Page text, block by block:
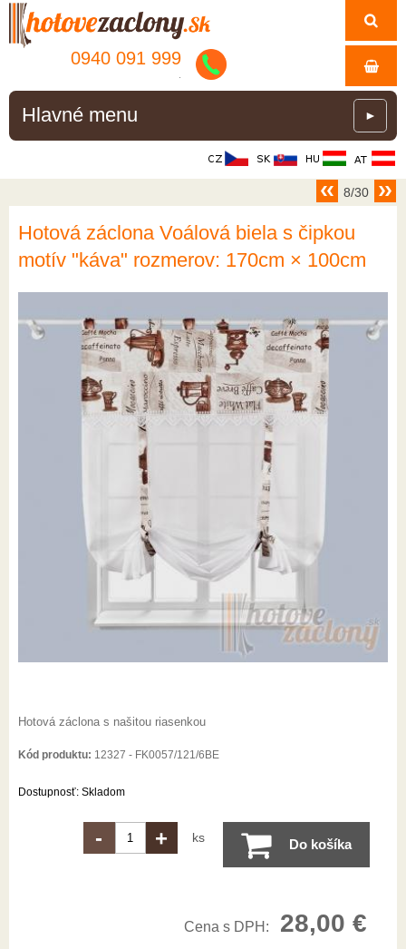
0940 091 999
Hlavné menu ►
8/30
Hotová záclona Voálová biela s čipkou
motív "káva" rozmerov: 170cm × 100cm
Hotová záclona s našitou riasenkou
Kód produktu: 12327 - FK0057/121/6BE
Dostupnosť: Skladom
- + ks Do košíka
Cena s DPH: 28,00 €